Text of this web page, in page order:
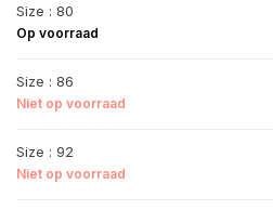
Size : 80
Op voorraad
Size : 86
Niet op voorraad
Size : 92
Niet op voorraad